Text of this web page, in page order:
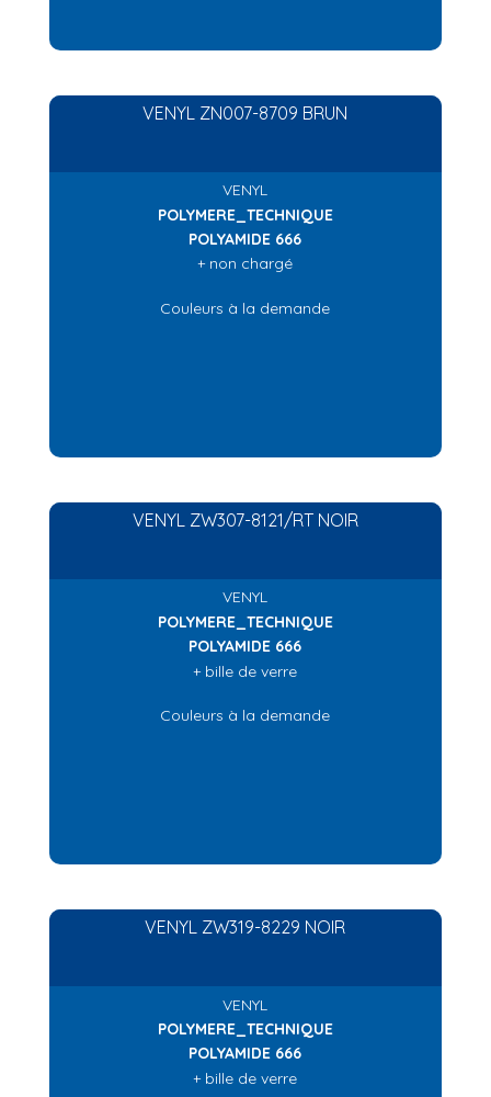
VENYL ZN007-8709 BRUN
VENYL
POLYMERE_TECHNIQUE
POLYAMIDE 666
+ non chargé
Couleurs à la demande
VENYL ZW307-8121/RT NOIR
VENYL
POLYMERE_TECHNIQUE
POLYAMIDE 666
+ bille de verre
Couleurs à la demande
VENYL ZW319-8229 NOIR
VENYL
POLYMERE_TECHNIQUE
POLYAMIDE 666
+ bille de verre